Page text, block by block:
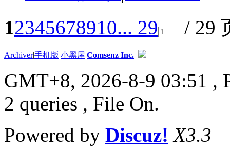
12345678910... 29 / 29
Archiver|手机版|小黑屋|Comsenz Inc.
GMT+8, 2026-8-9 03:51 ,
2 queries , File On.
Powered by Discuz! X3.3